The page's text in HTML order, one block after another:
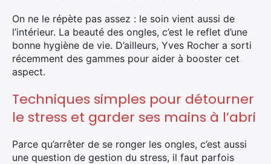
On ne le répète pas assez : le soin vient aussi de
l’intérieur. La beauté des ongles, c’est le reflet d’une
bonne hygiène de vie. D’ailleurs, Yves Rocher a sorti
récemment des gammes pour aider à booster cet
aspect.
Techniques simples pour détourner
le stress et garder ses mains à l’abri
Parce qu’arrêter de se ronger les ongles, c’est aussi
une question de gestion du stress, il faut parfois